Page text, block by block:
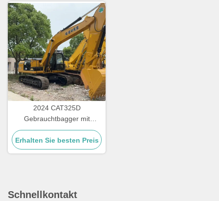
2024 CAT325D
Gebrauchtbagger mit
Betriebsgewicht von 25
Tonnen, Geschwindigkeit
von 5,3 km/h und 12
Erhalten Sie besten Preis
Schnellkontakt